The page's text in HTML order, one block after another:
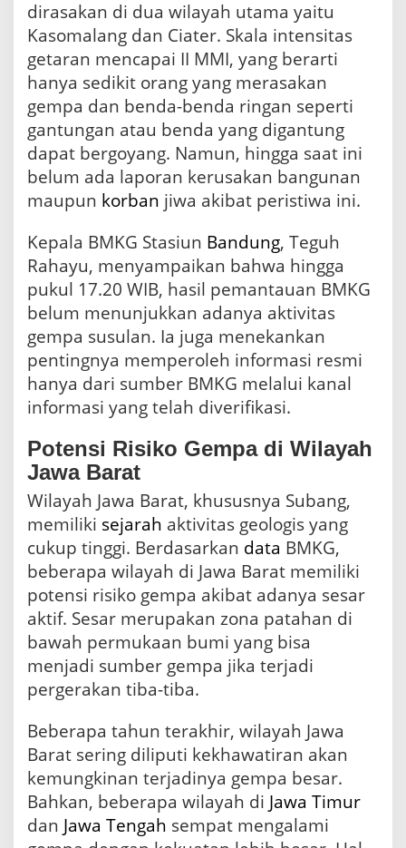
dirasakan di dua wilayah utama yaitu
Kasomalang dan Ciater. Skala intensitas
getaran mencapai II MMI, yang berarti
hanya sedikit orang yang merasakan
gempa dan benda-benda ringan seperti
gantungan atau benda yang digantung
dapat bergoyang. Namun, hingga saat ini
belum ada laporan kerusakan bangunan
maupun korban jiwa akibat peristiwa ini.
Kepala BMKG Stasiun Bandung, Teguh
Rahayu, menyampaikan bahwa hingga
pukul 17.20 WIB, hasil pemantauan BMKG
belum menunjukkan adanya aktivitas
gempa susulan. Ia juga menekankan
pentingnya memperoleh informasi resmi
hanya dari sumber BMKG melalui kanal
informasi yang telah diverifikasi.
Potensi Risiko Gempa di Wilayah
Jawa Barat
Wilayah Jawa Barat, khususnya Subang,
memiliki sejarah aktivitas geologis yang
cukup tinggi. Berdasarkan data BMKG,
beberapa wilayah di Jawa Barat memiliki
potensi risiko gempa akibat adanya sesar
aktif. Sesar merupakan zona patahan di
bawah permukaan bumi yang bisa
menjadi sumber gempa jika terjadi
pergerakan tiba-tiba.
Beberapa tahun terakhir, wilayah Jawa
Barat sering diliputi kekhawatiran akan
kemungkinan terjadinya gempa besar.
Bahkan, beberapa wilayah di Jawa Timur
dan Jawa Tengah sempat mengalami